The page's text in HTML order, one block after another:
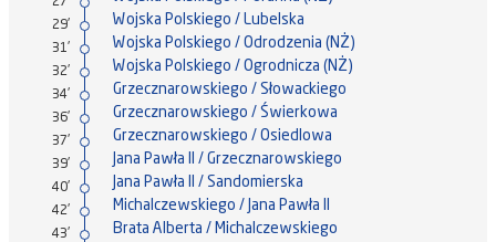
29' Wojska Polskiego / Lubelska
31' Wojska Polskiego / Odrodzenia (NŻ)
32' Wojska Polskiego / Ogrodnicza (NŻ)
34' Grzecznarowskiego / Słowackiego
36' Grzecznarowskiego / Świerkowa
37' Grzecznarowskiego / Osiedlowa
39' Jana Pawła II / Grzecznarowskiego
40' Jana Pawła II / Sandomierska
42' Michalczewskiego / Jana Pawła II
43' Brata Alberta / Michalczewskiego